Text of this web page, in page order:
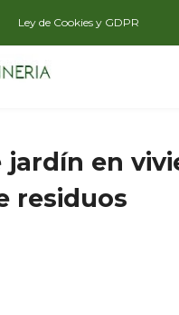
Ley de Cookies y GDPR
jardín en
residuos